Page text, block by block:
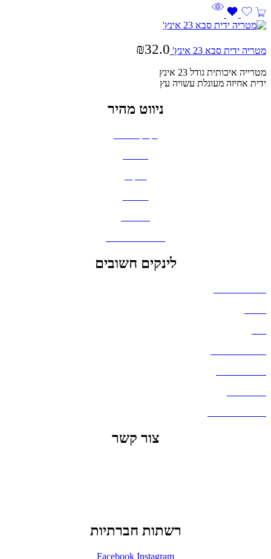
מטריה ידית סבא 23 אינץ' ₪32.0
מטרייה איכותית גודל 23 אינץ
ידית אחיזה מעוגלת עשויה עץ
ניווט מהיר
לינקים חשובים
צור קשר
רשתות חברתיות
Facebook Instagram